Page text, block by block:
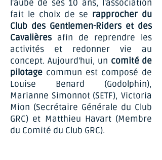
l'aube de ses 10 ans, l'association
fait le choix de se rapprocher du
Club des Gentlemen-Riders et des
Cavalières afin de reprendre les
activités et redonner vie au
concept. Aujourd'hui, un comité de
pilotage commun est composé de
Louise Benard (Godolphin),
Marianne Simonnot (SETF), Victoria
Mion (Secrétaire Générale du Club
GRC) et Matthieu Havart (Membre
du Comité du Club GRC).